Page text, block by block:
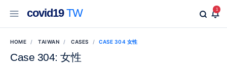
covid19TW 1
HOME TAIWAN CASES CASE 304 女性
Case 304: 女性